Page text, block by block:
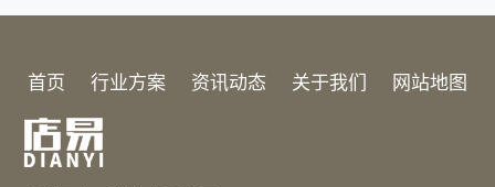
首页 行业方案 资讯动态 关于我们 网站地图